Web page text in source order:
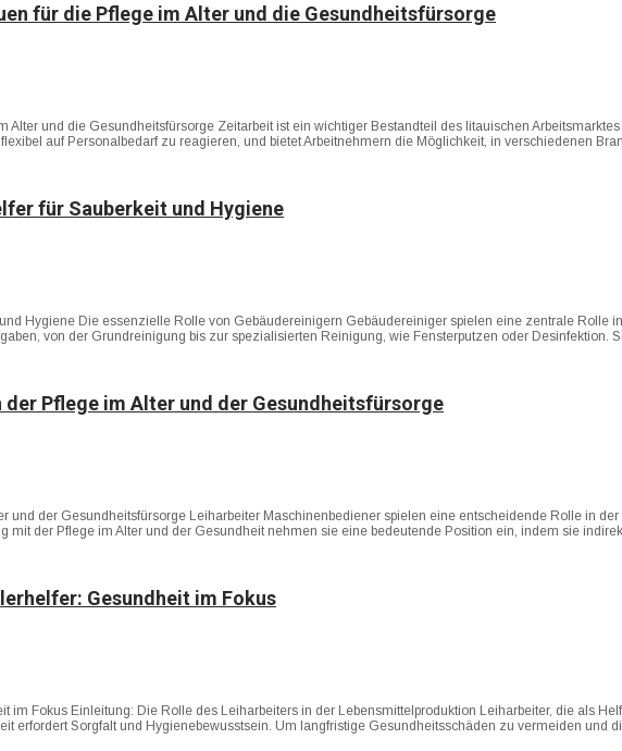
für die Pflege im Alter und die Gesundheitsfürsorge
Alter und die Gesundheitsfürsorge Zeitarbeit ist ein wichtiger Bestandteil des litauischen
auf Personalbedarf zu reagieren, und bietet Arbeitnehmern die Möglichkeit, in verschiedenen
für Sauberkeit und Hygiene
Hygiene Die essenzielle Rolle von Gebäudereinigern Gebäudereiniger spielen eine zentrale Rolle
von der Grundreinigung bis zur spezialisierten Reinigung, wie Fensterputzen oder
der Pflege im Alter und der Gesundheitsfürsorge
und der Gesundheitsfürsorge Leiharbeiter Maschinenbediener spielen eine entscheidende Rolle in
mit der Pflege im Alter und der Gesundheit nehmen sie eine bedeutende Position ein, indem sie
Gesundheit im Fokus
im Fokus Einleitung: Die Rolle des Leiharbeiters in der Lebensmittelproduktion Leiharbeiter, die als
erfordert Sorgfalt und Hygienebewusstsein. Um langfristige Gesundheitsschäden zu vermeiden und